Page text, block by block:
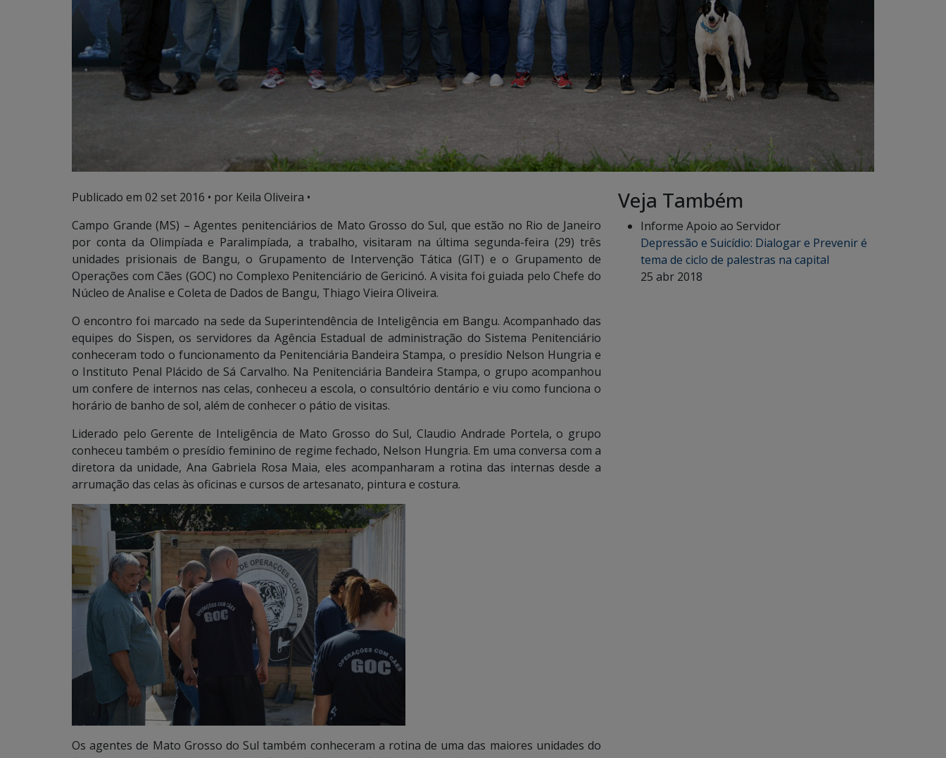
Publicado em 02 set 2016 • por Keila Oliveira •
Campo Grande (MS) – Agentes penitenciários de Mato Grosso do Sul, que estão no Rio de Janeiro
por conta da Olimpíada e Paralimpíada, a trabalho, visitaram na última segunda-feira (29) três
unidades prisionais de Bangu, o Grupamento de Intervenção Tática (GIT) e o Grupamento de
Operações com Cães (GOC) no Complexo Penitenciário de Gericinó. A visita foi guiada pelo Chefe do
Núcleo de Analise e Coleta de Dados de Bangu, Thiago Vieira Oliveira.
O encontro foi marcado na sede da Superintendência de Inteligência em Bangu. Acompanhado das
equipes do Sispen, os servidores da Agência Estadual de administração do Sistema Penitenciário
conheceram todo o funcionamento da Penitenciária Bandeira Stampa, o presídio Nelson Hungria e
o Instituto Penal Plácido de Sá Carvalho. Na Penitenciária Bandeira Stampa, o grupo acompanhou
um confere de internos nas celas, conheceu a escola, o consultório dentário e viu como funciona o
horário de banho de sol, além de conhecer o pátio de visitas.
Liderado pelo Gerente de Inteligência de Mato Grosso do Sul, Claudio Andrade Portela, o grupo
conheceu também o presídio feminino de regime fechado, Nelson Hungria. Em uma conversa com a
diretora da unidade, Ana Gabriela Rosa Maia, eles acompanharam a rotina das internas desde a
arrumação das celas às oficinas e cursos de artesanato, pintura e costura.
Os agentes de Mato Grosso do Sul também conheceram a rotina de uma das maiores unidades do
Veja Também
Informe Apoio ao Servidor
Depressão e Suicídio: Dialogar e Prevenir é
tema de ciclo de palestras na capital
25 abr 2018